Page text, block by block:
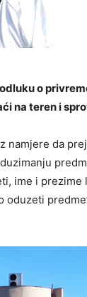
o
na teren i
namjere da
ime i
oduzeti